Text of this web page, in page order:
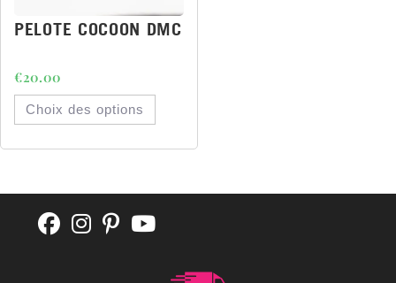
PELOTE COCOON DMC
€20.00
Choix des options